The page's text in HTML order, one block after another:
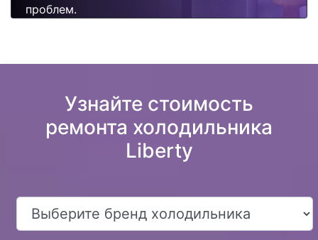
проблем.
Узнайте стоимость
ремонта холодильника
Liberty